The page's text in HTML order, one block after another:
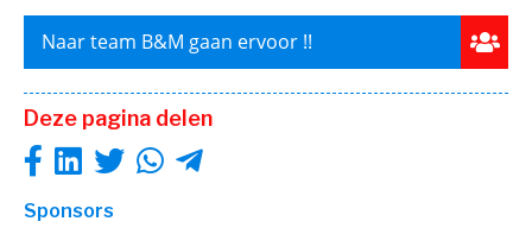
Naar team B&M gaan ervoor !!
Deze pagina delen
Sponsors